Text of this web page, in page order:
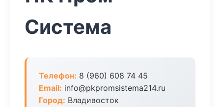
Система
Телефон: 8 (960) 608 74 45
Email: info@pkpromsistema214.ru
Город: Владивосток